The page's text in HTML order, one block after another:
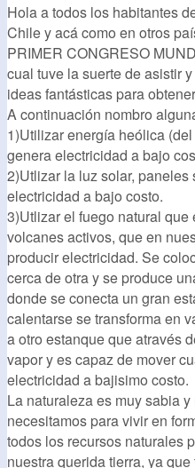
Hola a todos los habitantes
Chile y acá como en otros
PRIMER CONGRESO
cual tuve la suerte de asistir
ideas fantásticas para
A continuación nombro
1)Utilizar energía heólica
genera electricidad a bajo
2)Utlizar la luz solar,
electricidad a bajo costo.
3)Utlizar el fuego natural
volcanes activos, que en
producir electricidad. Se
cerca de otra y se produce
donde se conecta un gran
calentarse se transforma en
a otro estanque que através
vapor y es capaz de mover
electricidad a bajisimo costo.
La naturaleza es muy sabia
necesitamos para vivir en
todos los recursos naturales
nuestra querida tierra, ya